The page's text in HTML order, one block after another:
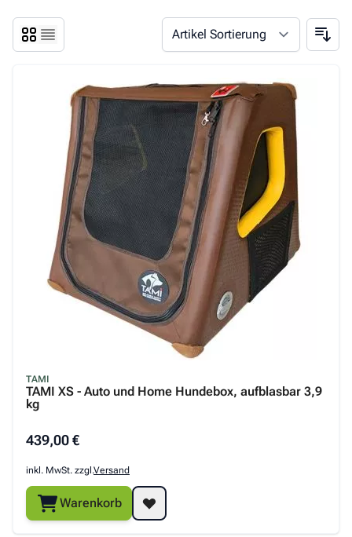
TAMI
TAMI XS - Auto und Home Hundebox, aufblasbar 3,9
kg
439,00 €
inkl. MwSt. zzgl.Versand
Warenkorb